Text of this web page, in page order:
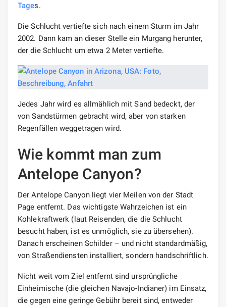
Tages.
Die Schlucht vertiefte sich nach einem Sturm im Jahr
2002. Dann kam an dieser Stelle ein Murgang herunter,
der die Schlucht um etwa 2 Meter vertiefte.
Jedes Jahr wird es allmählich mit Sand bedeckt, der
von Sandstürmen gebracht wird, aber von starken
Regenfällen weggetragen wird.
Wie kommt man zum
Antelope Canyon?
Der Antelope Canyon liegt vier Meilen von der Stadt
Page entfernt. Das wichtigste Wahrzeichen ist ein
Kohlekraftwerk (laut Reisenden, die die Schlucht
besucht haben, ist es unmöglich, sie zu übersehen).
Danach erscheinen Schilder – und nicht standardmäßig,
von Straßendiensten installiert, sondern handschriftlich.
Nicht weit vom Ziel entfernt sind ursprüngliche
Einheimische (die gleichen Navajo-Indianer) im Einsatz,
die gegen eine geringe Gebühr bereit sind, entweder